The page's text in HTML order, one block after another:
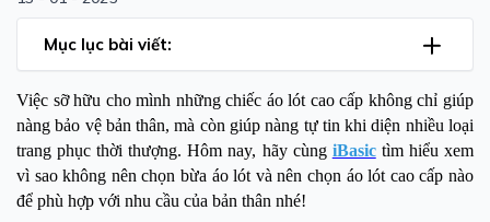
Mục lục bài viết:
Việc sỡ hữu cho mình những chiếc áo lót cao cấp không chỉ giúp
nàng bảo vệ bản thân, mà còn giúp nàng tự tin khi diện nhiều loại
trang phục thời thượng. Hôm nay, hãy cùng iBasictìm hiểu xem
vì sao không nên chọn bừa áo lót và nên chọn áo lót cao cấp nào
để phù hợp với nhu cầu của bản thân nhé!